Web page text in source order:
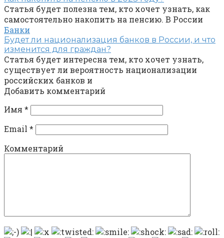
Статья будет полезна тем, кто хочет узнать, как
самостоятельно накопить на пенсию. В России
Банки
Будет ли национализация банков в России, и что
изменится для граждан?
Статья будет интересна тем, кто хочет узнать,
существует ли вероятность национализации
российских банков и
Добавить комментарий
Имя *
Email *
Комментарий